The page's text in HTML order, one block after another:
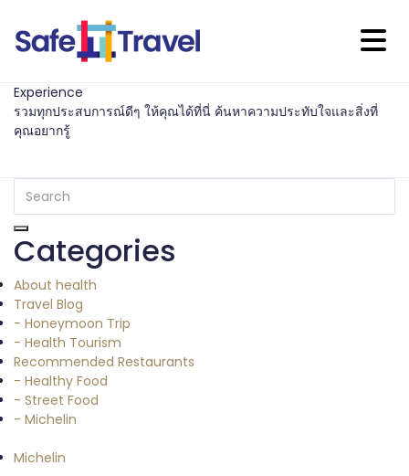
Experience
รวมทุกประสบการณ์ดีๆ ให้คุณได้ที่นี่ ค้นหาความประทับใจและสิ่งที่
คุณอยากรู้
Categories
About health
Travel Blog
- Honeymoon Trip
- Health Tourism
Recommended Restaurants
- Healthy Food
- Street Food
- Michelin
Michelin